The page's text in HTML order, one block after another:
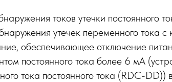
токов утечки постоянного
утечек переменного тока с
обеспечивающее отключение
постоянного тока более 6 мА
тока постоянного тока (RDC-DD)) в